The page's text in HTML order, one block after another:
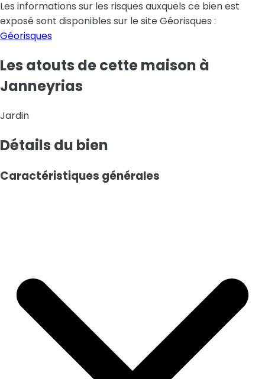
Les informations sur les risques auxquels ce bien est
exposé sont disponibles sur le site Géorisques :
Géorisques
Les atouts de cette maison à
Janneyrias
Jardin
Détails du bien
Caractéristiques générales